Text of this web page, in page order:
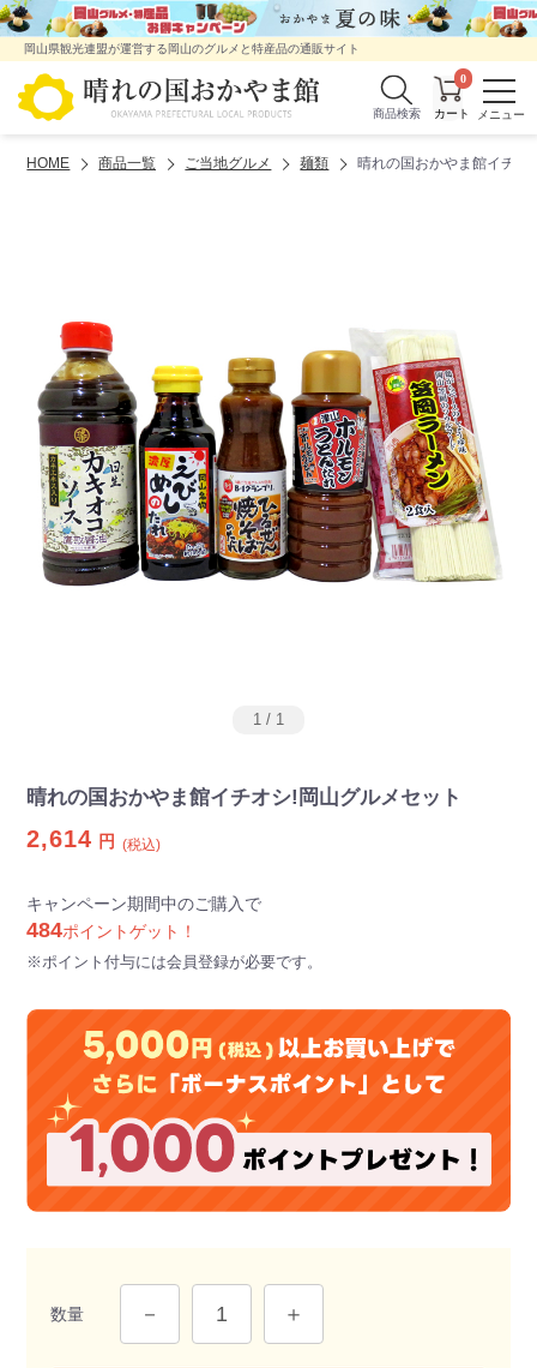
岡山県観光連盟が運営する岡山のグルメと特産品の通販サイト
商品検索
0
HOME 商品一覧 ご当地グルメ 麺類 晴れの国おかやま館イチオ
1 / 1
晴れの国おかやま館イチオシ!岡山グルメセット
2,614 円 (税込)
キャンペーン期間中のご購入で
484ポイントゲット！
※ポイント付与には会員登録が必要です。
数量